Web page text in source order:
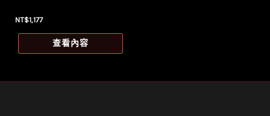
NT$1,177
查看內容